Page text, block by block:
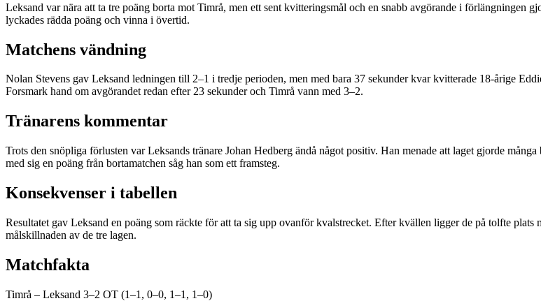
Leksand var nära att ta tre poäng borta mot Timrå, men ett sent kvitteringsmål och en snabb avgörande i förlängningen
lyckades rädda poäng och vinna i övertid.
Matchens vändning
Nolan Stevens gav Leksand ledningen till 2–1 i tredje perioden, men med bara 37 sekunder kvar kvitterade 18‑årige
Forsmark hand om avgörandet redan efter 23 sekunder och Timrå vann med 3–2.
Tränarens kommentar
Trots den snöpliga förlusten var Leksands tränare Johan Hedberg ändå något positiv. Han menade att laget gjorde
med sig en poäng från borta­matchen såg han som ett framsteg.
Konsekvenser i tabellen
Resultatet gav Leksand en poäng som räckte för att ta sig upp ovanför kvalstrecket. Efter kvällen ligger de på tolfte
målskillnaden av de tre lagen.
Matchfakta
Timrå – Leksand 3–2 OT (1–1, 0–0, 1–1, 1–0)